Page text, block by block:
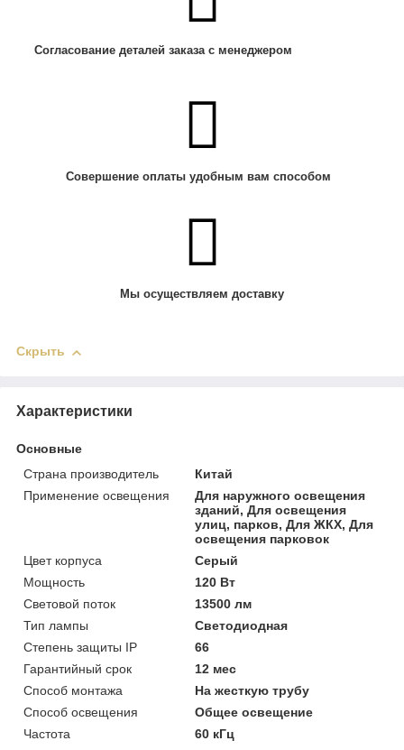
Согласование деталей заказа с менеджером
Совершение оплаты удобным вам способом
Мы осуществляем доставку
Скрыть
Характеристики
Основные
Страна производитель
Китай
Применение освещения
Для наружного освещения
зданий, Для освещения
улиц, парков, Для ЖКХ, Для
освещения парковок
Цвет корпуса
Серый
Мощность
120 Вт
Световой поток
13500 лм
Тип лампы
Светодиодная
Степень защиты IP
66
Гарантийный срок
12 мес
Способ монтажа
На жесткую трубу
Способ освещения
Общее освещение
Частота
60 кГц